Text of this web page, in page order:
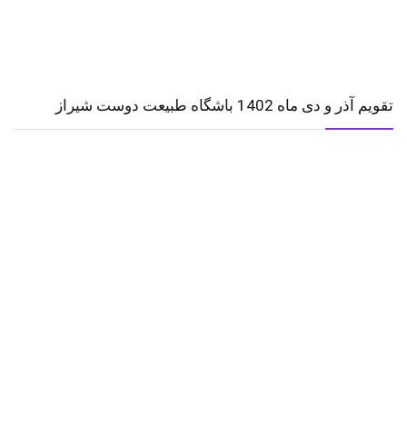
تقویم آذر و دی ماه 1402 باشگاه طبیعت دوست شیراز